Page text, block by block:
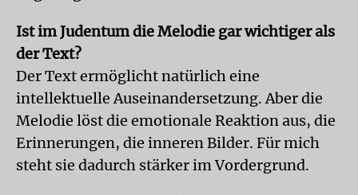
Ist im Judentum die Melodie gar wichtiger als
der Text?
Der Text ermöglicht natürlich eine
intellektuelle Auseinandersetzung. Aber die
Melodie löst die emotionale Reaktion aus, die
Erinnerungen, die inneren Bilder. Für mich
steht sie dadurch stärker im Vordergrund.